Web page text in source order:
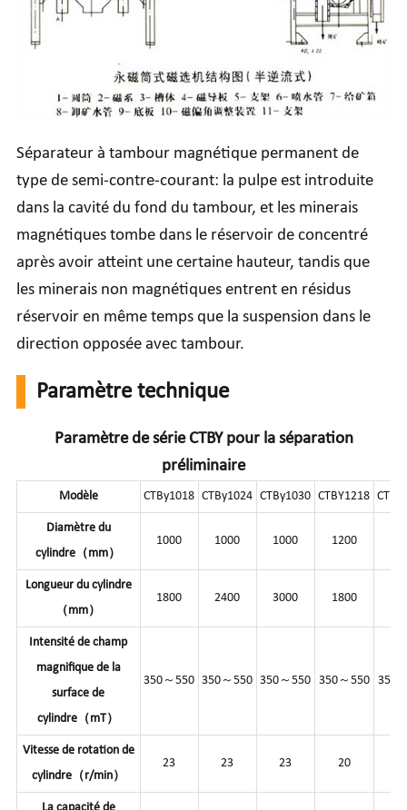
Séparateur à tambour magnétique permanent de
type de semi-contre-courant: la pulpe est introduite
dans la cavité du fond du tambour, et les minerais
magnétiques tombe dans le réservoir de concentré
après avoir atteint une certaine hauteur, tandis que
les minerais non magnétiques entrent en résidus
réservoir en même temps que la suspension dans le
direction opposée avec tambour.
Paramètre technique
Paramètre de série CTBY pour la séparation
préliminaire
Modèle CTBy1018 CTBy1024 CTBy1030 CTBY1218
Diamètre du
cylindre（mm）
1000 1000 1000 1200
Longueur du cylindre
（mm）
1800 2400 3000 1800
Intensité de champ
magnifique de la
surface de
cylindre（mT）
350～550 350～550 350～550 350～550 350
Vitesse de rotation de
cylindre（r/min）
23 23 23 20